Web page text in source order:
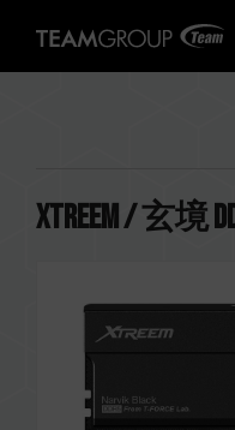
XTREEM / 玄境